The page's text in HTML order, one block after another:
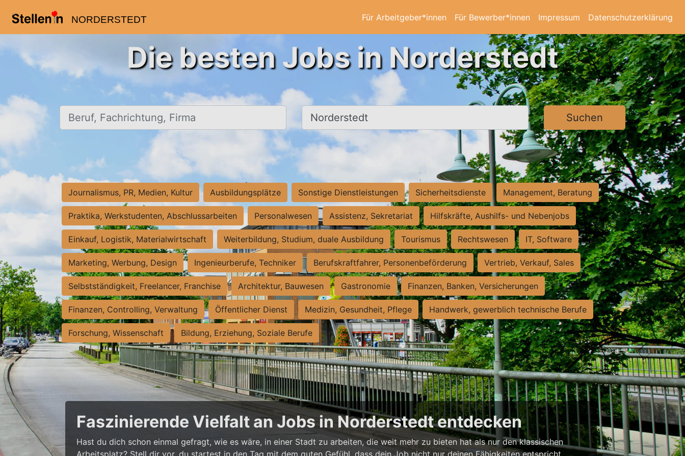
NORDERSTEDT Für Arbeitgeber*innen Für Bewerber*innen Impressum Datenschutzerklärung
Die besten Jobs in Norderstedt
Beruf, Fachrichtung, Firma Ort, Stadt Suchen
Journalismus, PR, Medien, Kultur Ausbildungsplätze Sonstige Dienstleistungen Sicherheitsdienste Management, Beratung
Praktika, Werkstudenten, Abschlussarbeiten Personalwesen Assistenz, Sekretariat Hilfskräfte, Aushilfs- und Nebenjobs
Einkauf, Logistik, Materialwirtschaft Weiterbildung, Studium, duale Ausbildung Tourismus Rechtswesen IT, Software
Marketing, Werbung, Design Ingenieurberufe, Techniker Berufskraftfahrer, Personenbeförderung Vertrieb, Verkauf, Sales
Selbstständigkeit, Freelancer, Franchise Architektur, Bauwesen Gastronomie Finanzen, Banken, Versicherungen
Finanzen, Controlling, Verwaltung Öffentlicher Dienst Medizin, Gesundheit, Pflege Handwerk, gewerblich technische Berufe
Forschung, Wissenschaft Bildung, Erziehung, Soziale Berufe
Faszinierende Vielfalt an Jobs in Norderstedt entdecken
Hast du dich schon einmal gefragt, wie es wäre, in einer Stadt zu arbeiten, die weit mehr zu bieten hat als nur den klassischen